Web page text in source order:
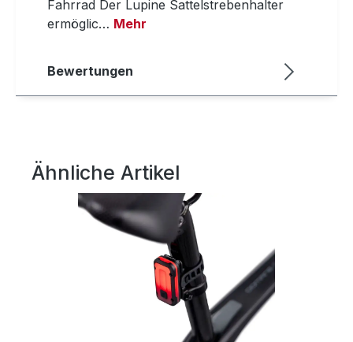
Fahrrad Der Lupine Sattelstrebenhalter
ermöglic… Mehr
Bewertungen
Produktgalerie überspringen
Ähnliche Artikel